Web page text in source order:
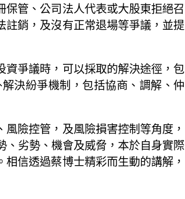
管、公司法人代表或大股東拒絕召
註銷，及沒有正常退場等爭議，並提
資爭議時，可以採取的解決途徑，包
決紛爭機制，包括協商、調解、仲
險控管，及風險損害控制等角度，
、劣勢、機會及威脅，本於自身實際
信透過蔡博士精彩而生動的講解，